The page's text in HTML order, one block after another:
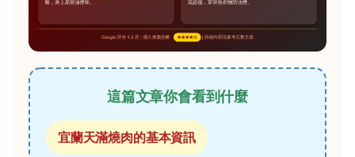
這篇文章你會看到什麼
宜蘭天滿燒肉的基本資訊